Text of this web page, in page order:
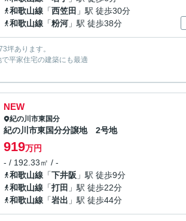
和歌山線 「西笠田 」駅 徒歩30分
和歌山線 「粉河 」駅 徒歩38分
坪あります。
平家住宅の建築にも最適
NEW
紀の川市東国分
紀の川市東国分分譲地 2号地
919万円
- / 192.33㎡ / -
和歌山線 「下井阪 」駅 徒歩9分
和歌山線 「打田 」駅 徒歩22分
和歌山線 「岩出 」駅 徒歩44分